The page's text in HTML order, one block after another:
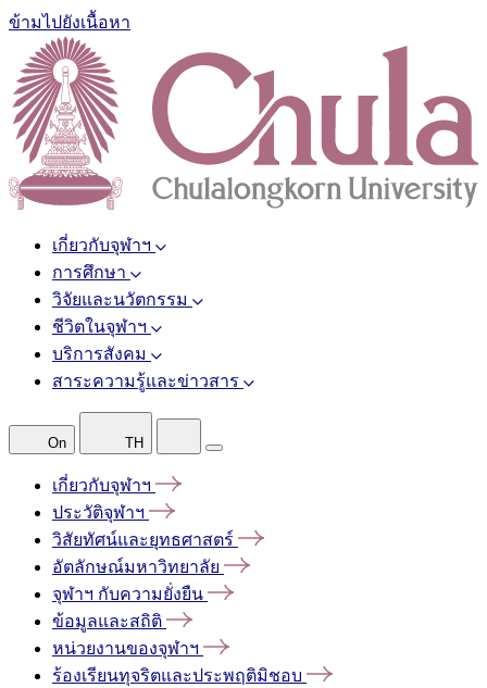
ข้ามไปยังเนื้อหา
เกี่ยวกับจุฬาฯ
การศึกษา
วิจัยและนวัตกรรม
ชีวิตในจุฬาฯ
บริการสังคม
สาระความรู้และข่าวสาร
On TH
เกี่ยวกับจุฬาฯ
ประวัติจุฬาฯ
วิสัยทัศน์และยุทธศาสตร์
อัตลักษณ์มหาวิทยาลัย
จุฬาฯ กับความยั่งยืน
ข้อมูลและสถิติ
หน่วยงานของจุฬาฯ
ร้องเรียนทุจริตและประพฤติมิชอบ